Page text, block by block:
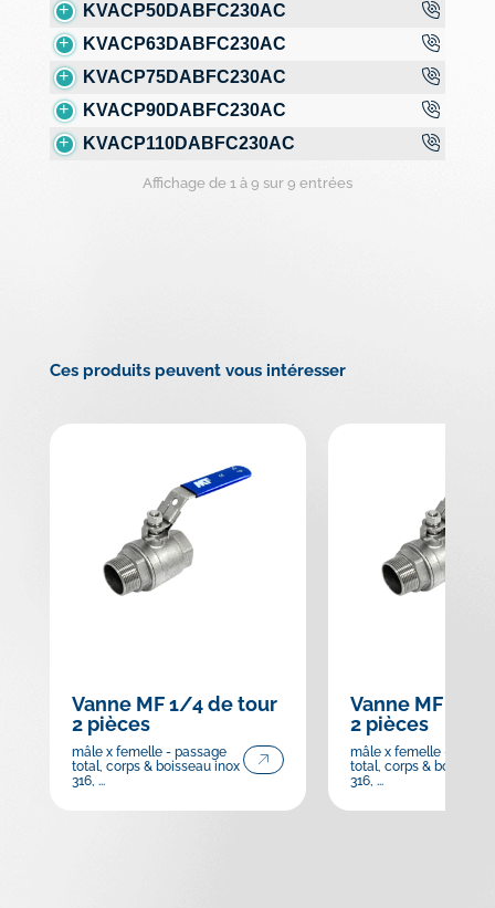
KVACP50DABFC230AC
KVACP63DABFC230AC
KVACP75DABFC230AC
KVACP90DABFC230AC
KVACP110DABFC230AC
Affichage de 1 à 9 sur 9 entrées
Ces produits peuvent vous intéresser
Vanne MF 1/4 de tour
2 pièces
mâle x femelle - passage
total, corps & boisseau inox
316, ...
Vanne MF 1/4
2 pièces
mâle x femelle -
total, corps & boisseau
316, ...